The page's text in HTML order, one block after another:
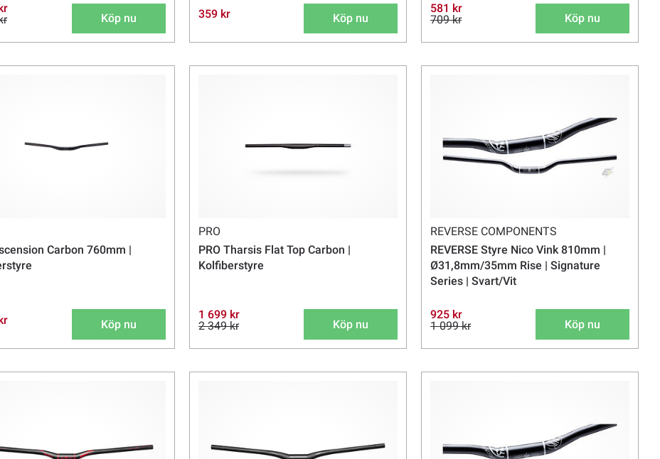
Köp nu 359 kr Köp nu
581 kr
709 kr
Köp nu
Carbon 760mm |
Köp nu
PRO
PRO Tharsis Flat Top Carbon |
Kolfiberstyre
1 699 kr
2 349 kr
Köp nu
REVERSE COMPONENTS
REVERSE Styre Nico Vink 810mm |
Ø31,8mm/35mm Rise | Signature
Series | Svart/Vit
925 kr
1 099 kr
Köp nu